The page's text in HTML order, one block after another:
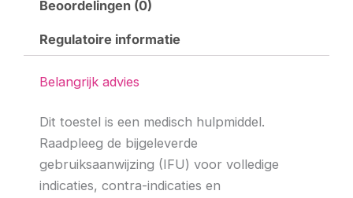
Beoordelingen (0)
Regulatoire informatie
Belangrijk advies
Dit toestel is een medisch hulpmiddel.
Raadpleeg de bijgeleverde
gebruiksaanwijzing (IFU) voor volledige
indicaties, contra-indicaties en